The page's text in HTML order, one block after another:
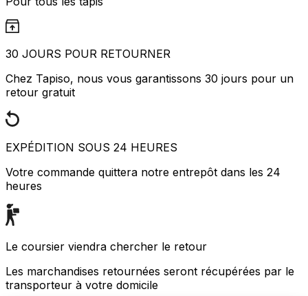
30 JOURS POUR RETOURNER
Chez Tapiso, nous vous garantissons 30 jours pour un
retour gratuit
EXPÉDITION SOUS 24 HEURES
Votre commande quittera notre entrepôt dans les 24
heures
Le coursier viendra chercher le retour
Les marchandises retournées seront récupérées par le
transporteur à votre domicile